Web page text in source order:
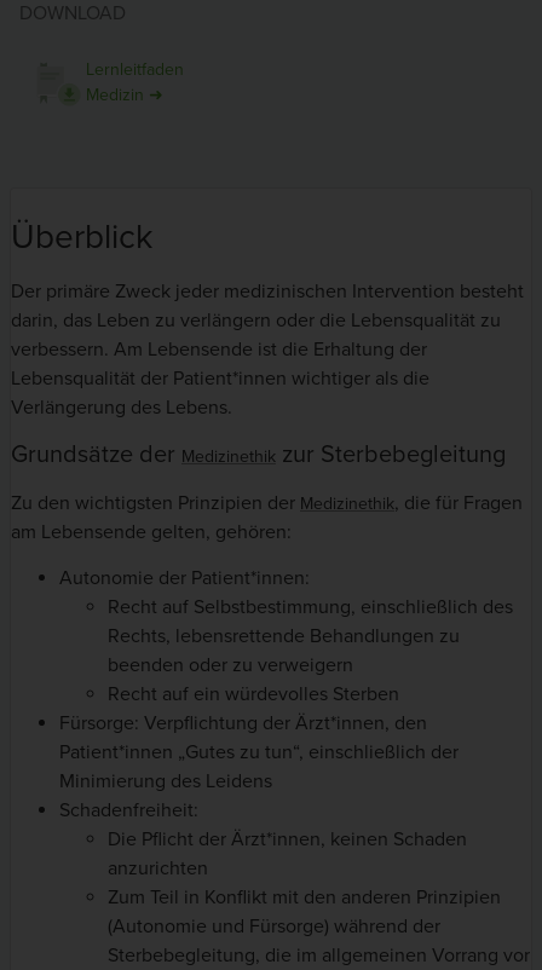
DOWNLOAD
Lernleitfaden
Medizin ➜
Überblick
Der primäre Zweck jeder medizinischen Intervention besteht
darin, das Leben zu verlängern oder die Lebensqualität zu
verbessern. Am Lebensende ist die Erhaltung der
Lebensqualität der Patient*innen wichtiger als die
Verlängerung des Lebens.
Grundsätze der Medizinethik zur Sterbebegleitung
Zu den wichtigsten Prinzipien der Medizinethik, die für Fragen
am Lebensende gelten, gehören:
Autonomie der Patient*innen:
Recht auf Selbstbestimmung, einschließlich des
Rechts, lebensrettende Behandlungen zu
beenden oder zu verweigern
Recht auf ein würdevolles Sterben
Fürsorge: Verpflichtung der Ärzt*innen, den
Patient*innen „Gutes zu tun“, einschließlich der
Minimierung des Leidens
Schadenfreiheit:
Die Pflicht der Ärzt*innen, keinen Schaden
anzurichten
Zum Teil in Konflikt mit den anderen Prinzipien
(Autonomie und Fürsorge) während der
Sterbebegleitung, die im allgemeinen Vorrang vor